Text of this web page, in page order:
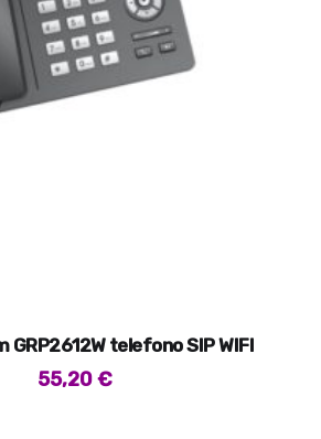
GRP2612W telefono SIP WIFI
55,20€